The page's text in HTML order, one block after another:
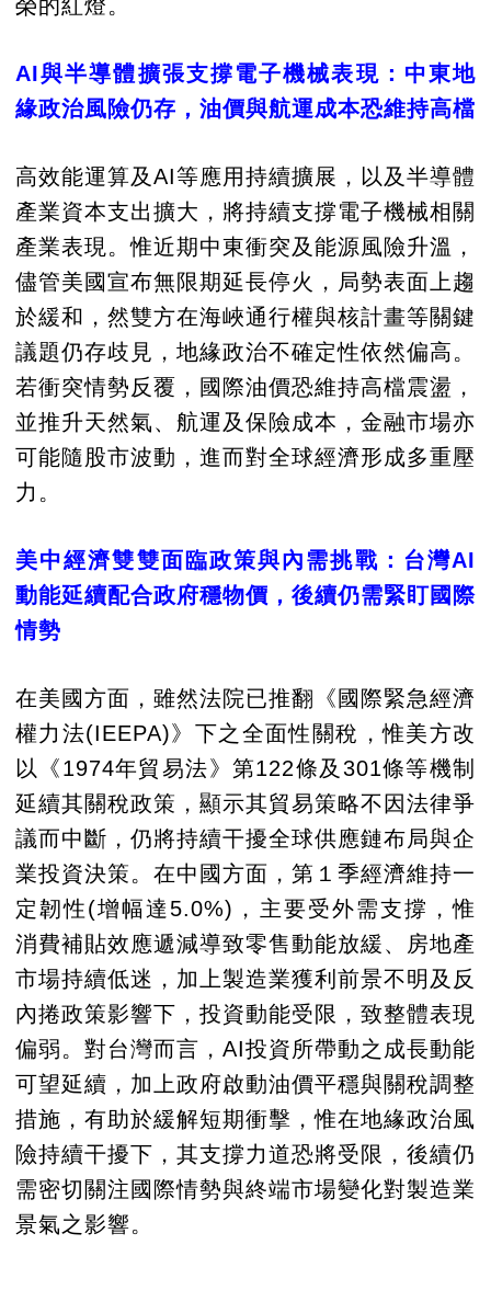
榮的紅燈。
AI與半導體擴張支撐電子機械表現：中東地
緣政治風險仍存，油價與航運成本恐維持高檔
高效能運算及AI等應用持續擴展，以及半導體
產業資本支出擴大，將持續支撐電子機械相關
產業表現。惟近期中東衝突及能源風險升溫，
儘管美國宣布無限期延長停火，局勢表面上趨
於緩和，然雙方在海峽通行權與核計畫等關鍵
議題仍存歧見，地緣政治不確定性依然偏高。
若衝突情勢反覆，國際油價恐維持高檔震盪，
並推升天然氣、航運及保險成本，金融市場亦
可能隨股市波動，進而對全球經濟形成多重壓
力。
美中經濟雙雙面臨政策與內需挑戰：台灣AI
動能延續配合政府穩物價，後續仍需緊盯國際
情勢
在美國方面，雖然法院已推翻《國際緊急經濟
權力法(IEEPA)》下之全面性關稅，惟美方改
以《1974年貿易法》第122條及301條等機制
延續其關稅政策，顯示其貿易策略不因法律爭
議而中斷，仍將持續干擾全球供應鏈布局與企
業投資決策。在中國方面，第１季經濟維持一
定韌性(增幅達5.0%)，主要受外需支撐，惟
消費補貼效應遞減導致零售動能放緩、房地產
市場持續低迷，加上製造業獲利前景不明及反
內捲政策影響下，投資動能受限，致整體表現
偏弱。對台灣而言，AI投資所帶動之成長動能
可望延續，加上政府啟動油價平穩與關稅調整
措施，有助於緩解短期衝擊，惟在地緣政治風
險持續干擾下，其支撐力道恐將受限，後續仍
需密切關注國際情勢與終端市場變化對製造業
景氣之影響。